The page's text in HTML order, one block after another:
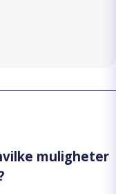
muligheter